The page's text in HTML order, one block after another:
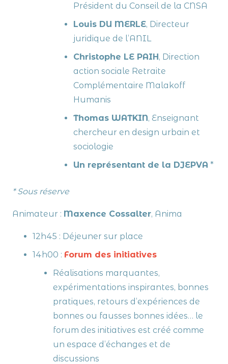
Président du Conseil de la CNSA
Louis DU MERLE, Directeur
juridique de l’ANIL
Christophe LE PAIH, Direction
action sociale Retraite
Complémentaire Malakoff
Humanis
Thomas WATKIN, Enseignant
chercheur en design urbain et
sociologie
Un représentant de la DJEPVA *
* Sous réserve
Animateur : Maxence Cossalter, Anima
12h45 : Déjeuner sur place
14h00 : Forum des initiatives
Réalisations marquantes,
expérimentations inspirantes, bonnes
pratiques, retours d’expériences de
bonnes ou fausses bonnes idées… le
forum des initiatives est créé comme
un espace d’échanges et de
discussions